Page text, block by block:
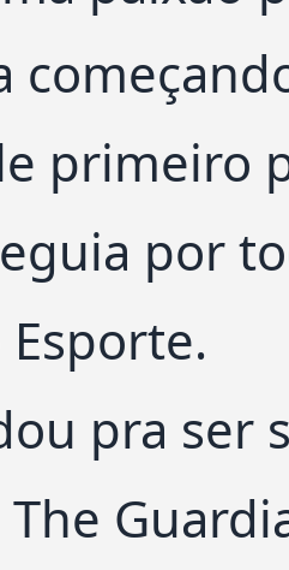
primeiro
por
pra ser